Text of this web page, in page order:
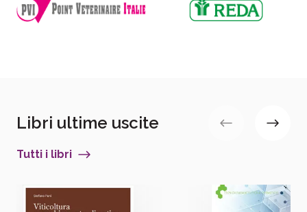
Libri ultime uscite
Tutti i libri